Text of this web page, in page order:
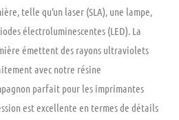
telle qu’un laser (SLA), une lampe,
électroluminescentes (LED). La
émettent des rayons ultraviolets
avec notre résine
parfait pour les imprimantes
est excellente en termes de détails